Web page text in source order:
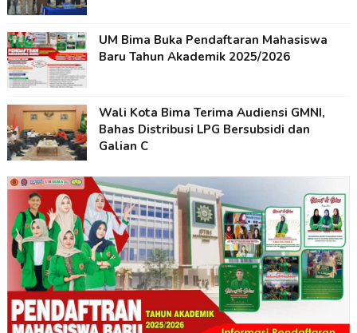
UM Bima Buka Pendaftaran Mahasiswa
Baru Tahun Akademik 2025/2026
Wali Kota Bima Terima Audiensi GMNI,
Bahas Distribusi LPG Bersubsidi dan
Galian C